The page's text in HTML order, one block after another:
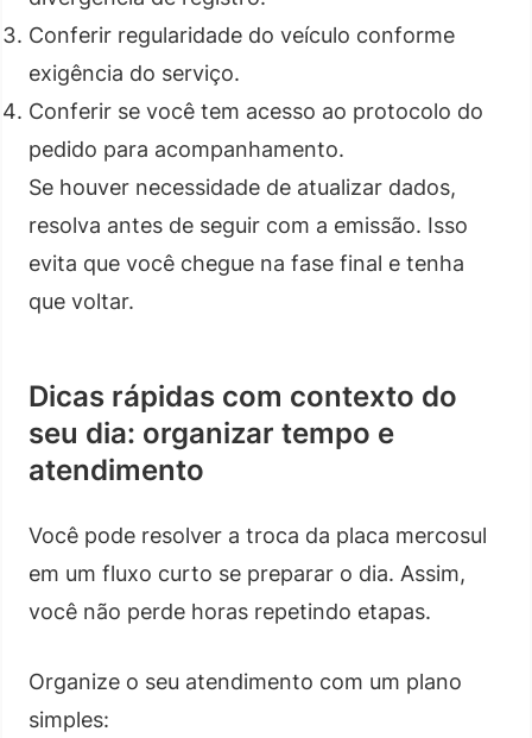
Conferir regularidade do veículo conforme
exigência do serviço.
Conferir se você tem acesso ao protocolo do
pedido para acompanhamento.
Se houver necessidade de atualizar dados,
resolva antes de seguir com a emissão. Isso
evita que você chegue na fase final e tenha
que voltar.
Dicas rápidas com contexto do
seu dia: organizar tempo e
atendimento
Você pode resolver a troca da placa mercosul
em um fluxo curto se preparar o dia. Assim,
você não perde horas repetindo etapas.
Organize o seu atendimento com um plano
simples: